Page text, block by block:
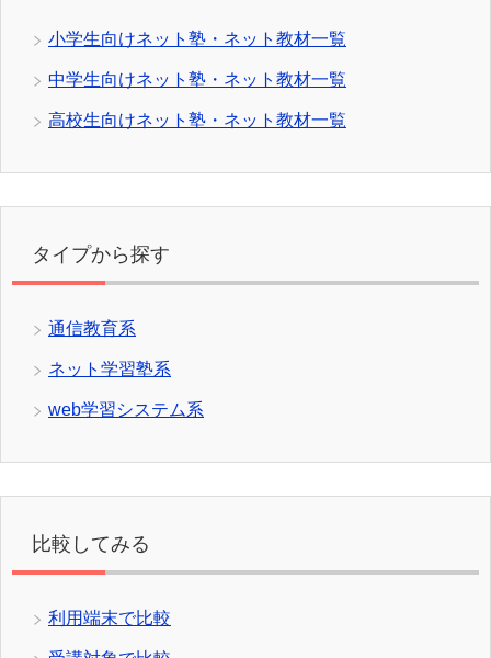
小学生向けネット塾・ネット教材一覧
中学生向けネット塾・ネット教材一覧
高校生向けネット塾・ネット教材一覧
タイプから探す
通信教育系
ネット学習塾系
web学習システム系
比較してみる
利用端末で比較